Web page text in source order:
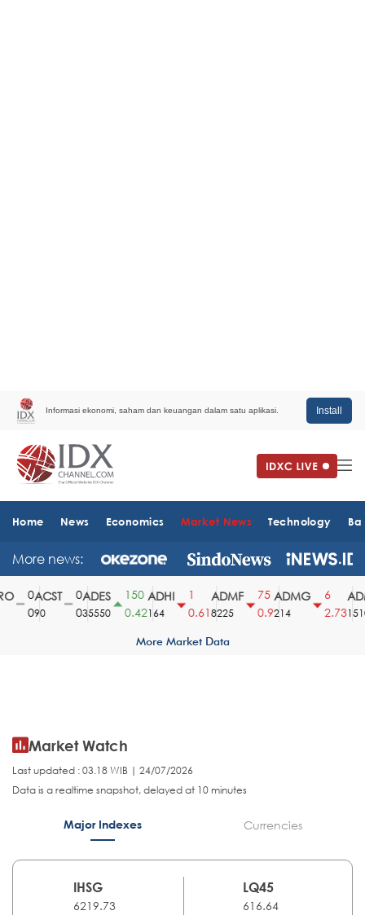
Informasi ekonomi, saham dan keuangan dalam satu aplikasi. Install
Home News Economics Market News Technology
More news:
ACST
90
ADES
35550
150
0.42
ADHI
164
0.61
ADMF
8225
75
0.9
ADMG
214
2.731510
More Market Data
Market Watch
Last updated : 03.18 WIB | 24/07/2026
Data is a realtime snapshot, delayed at 10 minutes
Major Indexes Currencies
IHSG
6219.73
LQ45
616.64